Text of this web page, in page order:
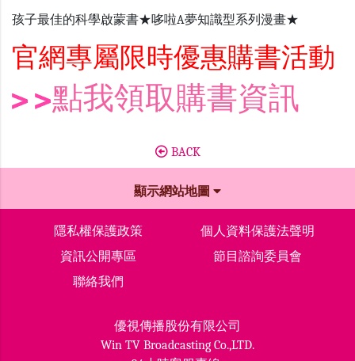
孩子最佳的科學啟蒙書★哆啦A夢知識型系列漫畫★
官網專屬限時優惠購書活動
點我領取購書資訊
BACK
顯示網站地圖
隱私權保護政策
個人資料保護法聲明
資訊公開專區
節目諮詢委員會
聯絡我們
優視傳播股份有限公司
Win TV Broadcasting Co.,LTD.